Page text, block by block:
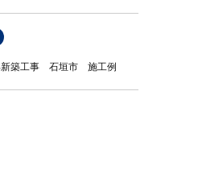
築工事 石垣市 施工例